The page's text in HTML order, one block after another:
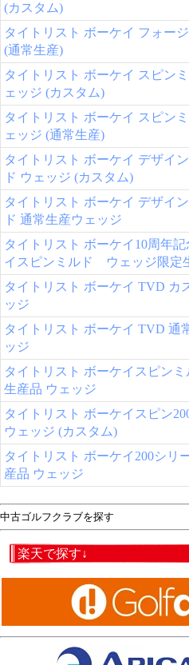
(カスタム)
タイトリスト ボーケイ フォー
(通常生産)
タイトリスト ボーケイ スピン
ェッジ (カスタム)
タイトリスト ボーケイ スピン
ェッジ (通常生産)
タイトリスト ボーケイ デザイ
ド ウェッジ (カスタム)
タイトリスト ボーケイ デザイ
ド 通常生産ウェッジ
タイトリスト ボーケイ10周年
イスピンミルド ウェッジ限定
タイトリスト ボーケイ TVD カ
ッジ
タイトリスト ボーケイ TVD 通
ッジ
タイトリスト ボーケイスピン
生産品 ウェッジ
タイトリスト ボーケイスピン
ウェッジ (カスタム)
タイトリスト ボーケイ200シ
産品 ウェッジ
中古ゴルフクラブを探す
楽天で探す↓